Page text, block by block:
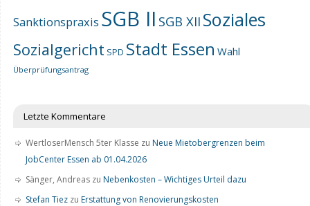
Sanktionspraxis SGB II SGB XII Soziales
Sozialgericht SPD Stadt Essen Wahl
Überprüfungsantrag
Letzte Kommentare
WertloserMensch 5ter Klasse zu Neue Mietobergrenzen beim
JobCenter Essen ab 01.04.2026
Sänger, Andreas zu Nebenkosten – Wichtiges Urteil dazu
Stefan Tiez zu Erstattung von Renovierungskosten